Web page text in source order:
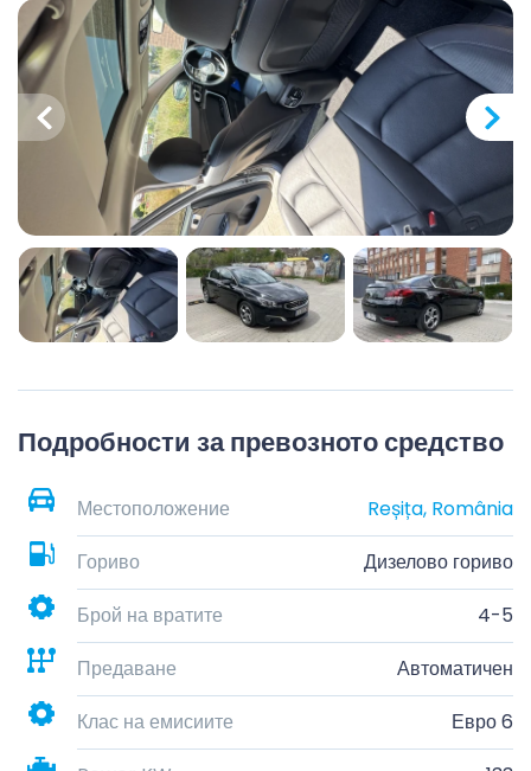
Подробности за превозното средство
Местоположение
Reșița, România
Гориво
Дизелово гориво
Брой на вратите
4-5
Предаване
Автоматичен
Клас на емисиите
Евро 6